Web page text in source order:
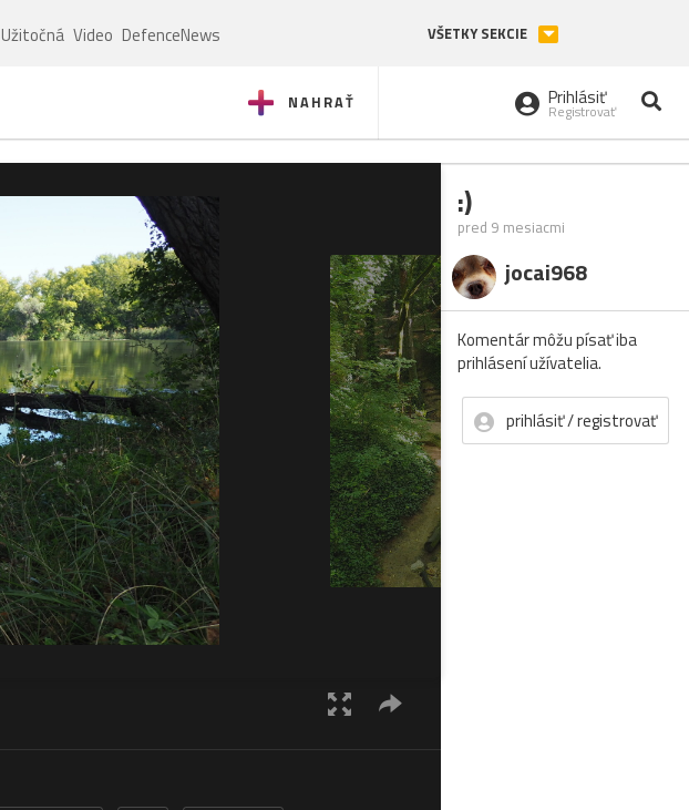
Užitočná Video DefenceNews VŠETKY SEKCIE
NAHRAŤ Prihlásiť
Registrovať
:)
pred 9 mesiacmi
jocai968
Komentár môžu písať iba
prihlásení užívatelia.
prihlásiť / registrovať